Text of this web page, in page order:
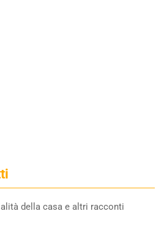
della casa e altri racconti